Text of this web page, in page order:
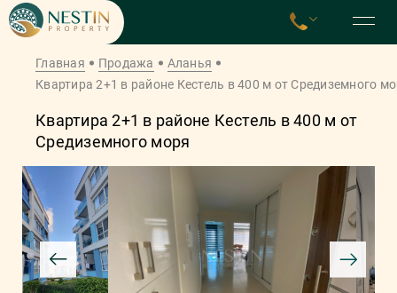
Главная Продажа
Аланья
Квартира 2+1 в районе Кестель в 400 м от Средиземного
Квартира 2+1 в районе Кестель в 400 м от
Средиземного моря